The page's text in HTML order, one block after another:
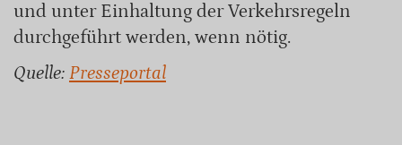
und unter Einhaltung der Verkehrsregeln
durchgeführt werden, wenn nötig.
Quelle: Presseportal